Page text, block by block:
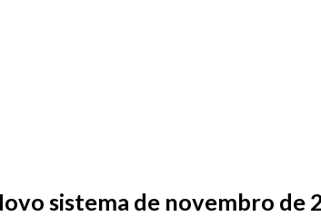
sistema de novembro de